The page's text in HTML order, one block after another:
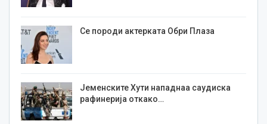
Се породи актерката Обри Плаза
Јеменските Хути нападнаа саудиска
рафинерија откако…